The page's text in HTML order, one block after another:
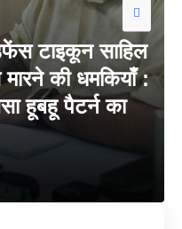
टाइकून साहिल
की धमकियाँ :
हूबहू पैटर्न का